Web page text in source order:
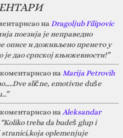
на Dragoljub Filipovic
поезија је неправедно
описе и доживљено пренето у
је дао српској књижевности!”
на Marija Petrovih
slične, emotivne duše
на Aleksandar
“Koliko treba da budeš glup i
stranici,koja oplemenjuje